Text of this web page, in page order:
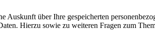
Auskunft über Ihre gespeicherten
Hierzu sowie zu weiteren Fragen zum